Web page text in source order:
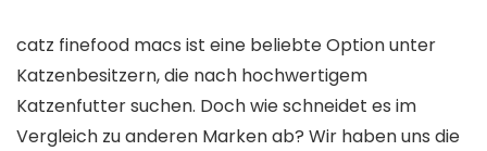
catz finefood macs ist eine beliebte Option unter
Katzenbesitzern, die nach hochwertigem
Katzenfutter suchen. Doch wie schneidet es im
Vergleich zu anderen Marken ab? Wir haben uns die